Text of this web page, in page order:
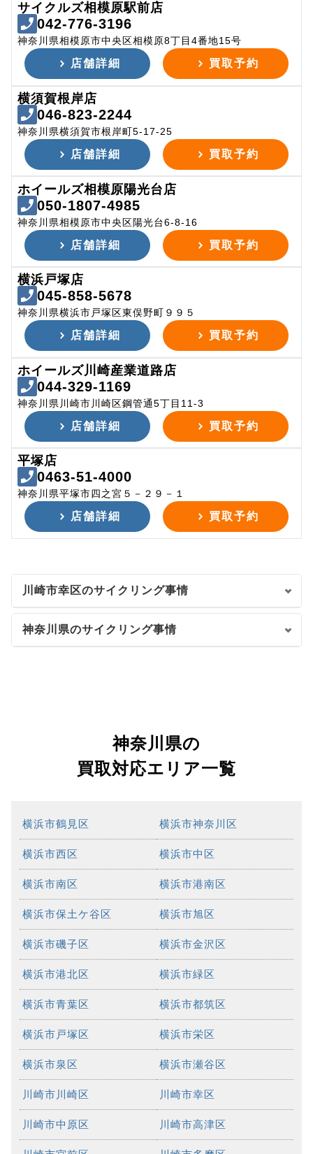
サイクルズ相模原駅前店
042-776-3196
神奈川県相模原市中央区相模原8丁目4番地15号
店舗詳細 買取予約
横須賀根岸店
046-823-2244
神奈川県横須賀市根岸町5-17-25
店舗詳細 買取予約
ホイールズ相模原陽光台店
050-1807-4985
神奈川県相模原市中央区陽光台6-8-16
店舗詳細 買取予約
横浜戸塚店
045-858-5678
神奈川県横浜市戸塚区東俣野町９９５
店舗詳細 買取予約
ホイールズ川崎産業道路店
044-329-1169
神奈川県川崎市川崎区鋼管通5丁目11-3
店舗詳細 買取予約
平塚店
0463-51-4000
神奈川県平塚市四之宮５－２９－１
店舗詳細 買取予約
川崎市幸区のサイクリング事情
神奈川県のサイクリング事情
神奈川県の
買取対応エリア一覧
横浜市鶴見区 横浜市神奈川区
横浜市西区 横浜市中区
横浜市南区 横浜市港南区
横浜市保土ケ谷区 横浜市旭区
横浜市磯子区 横浜市金沢区
横浜市港北区 横浜市緑区
横浜市青葉区 横浜市都筑区
横浜市戸塚区 横浜市栄区
横浜市泉区 横浜市瀬谷区
川崎市川崎区 川崎市幸区
川崎市中原区 川崎市高津区